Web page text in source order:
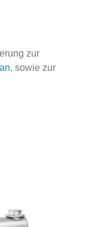
zur
, sowie zur